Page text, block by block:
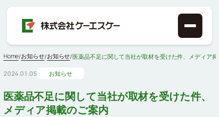
Home/お知らせ/お知らせ/医薬品不足に関して当社が取材を受けた件、メディア
2024.01.05 お知らせ
医薬品不足に関して当社が取材を受けた件、
メディア掲載のご案内